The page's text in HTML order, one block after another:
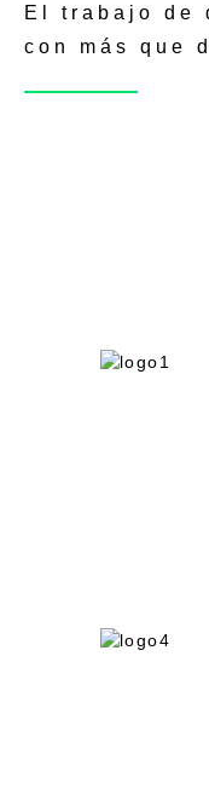
El trabajo de
con más que